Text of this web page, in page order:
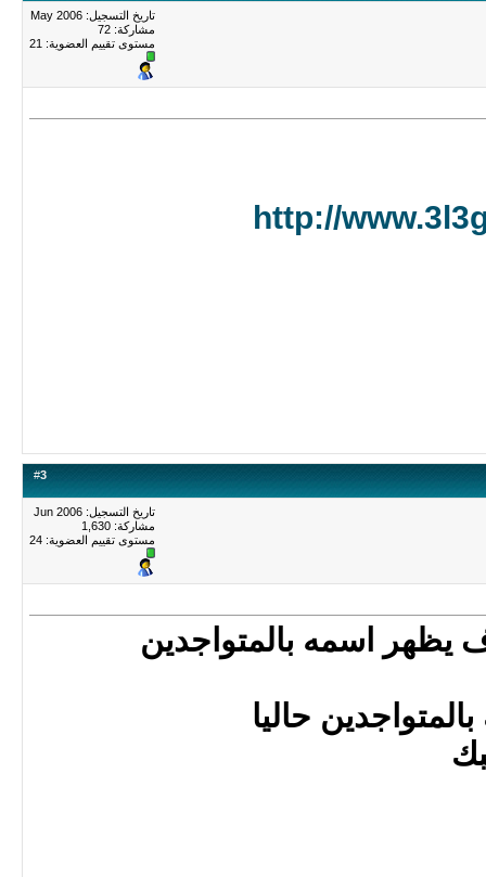
تاريخ التسجيل: May 2006
مشاركة: 72
مستوى تقييم العضوية: 21
http://
#3
تاريخ التسجيل: Jun 2006
مشاركة: 1,630
مستوى تقييم العضوية: 24
اسمه بالمتواجدين
حاليا